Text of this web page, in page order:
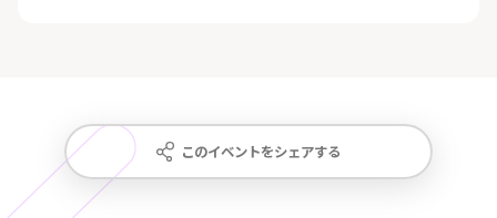
このイベントをシェアする